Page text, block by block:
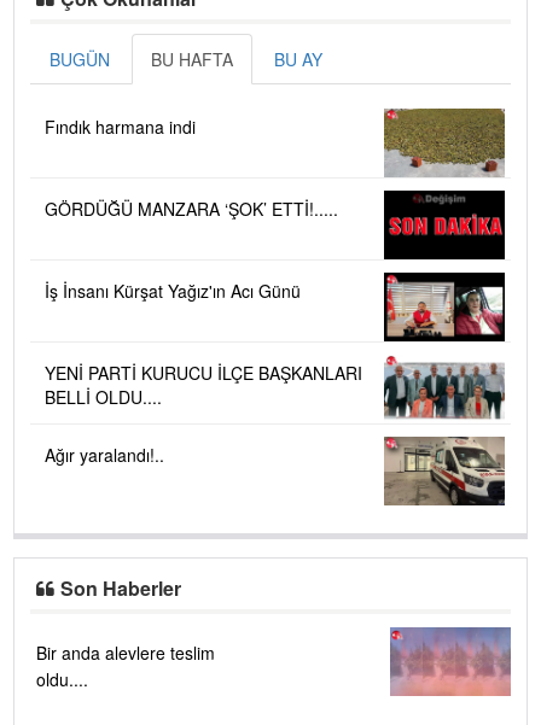
BUGÜN BU HAFTA BU AY
Fındık harmana indi
GÖRDÜĞÜ MANZARA ‘ŞOK’ ETTİ!.....
İş İnsanı Kürşat Yağız'ın Acı Günü
YENİ PARTİ KURUCU İLÇE BAŞKANLARI
BELLİ OLDU....
Ağır yaralandı!..
Son Haberler
Bir anda alevlere teslim
oldu....